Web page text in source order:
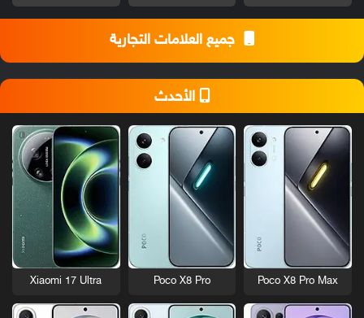
جميع العلامات التجارية
الأحدث
Poco X8 Pro Max
Poco X8 Pro
Xiaomi 17 Ultra